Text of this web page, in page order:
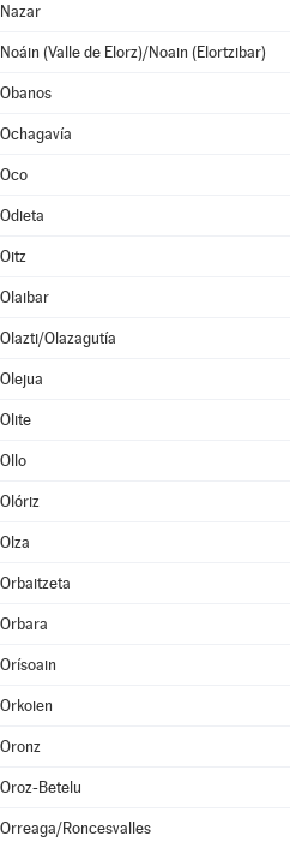
Nazar
Noáin (Valle de Elorz)/Noain (Elortzibar)
Obanos
Ochagavía
Oco
Odieta
Oitz
Olaibar
Olazti/Olazagutía
Olejua
Olite
Ollo
Olóriz
Olza
Orbaitzeta
Orbara
Orísoain
Orkoien
Oronz
Oroz-Betelu
Orreaga/Roncesvalles